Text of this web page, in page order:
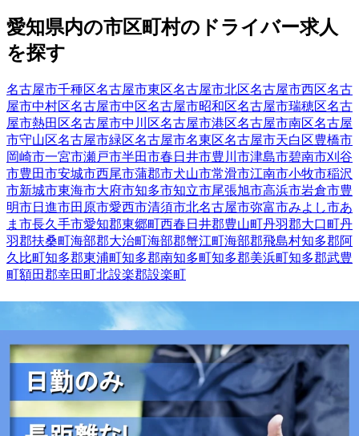
愛知県内の市区町村の ドライバー求人
を探す
名古屋市千種区名古屋市東区名古屋市北区名古屋市西区名古
屋市中村区名古屋市中区名古屋市昭和区名古屋市瑞穂区名古
屋市熱田区名古屋市中川区名古屋市港区名古屋市南区名古屋
市守山区名古屋市緑区名古屋市名東区名古屋市天白区豊橋市
岡崎市一宮市瀬戸市半田市春日井市豊川市津島市碧南市刈谷
市豊田市安城市西尾市蒲郡市犬山市常滑市江南市小牧市稲沢
市新城市東海市大府市知多市知立市尾張旭市高浜市岩倉市豊
明市日進市田原市愛西市清須市北名古屋市弥富市みよし市あ
ま市長久手市愛知郡東郷町西春日井郡豊山町丹羽郡大口町丹
羽郡扶桑町海部郡大治町海部郡蟹江町海部郡飛島村知多郡阿
久比町知多郡東浦町知多郡南知多町知多郡美浜町知多郡武豊
町額田郡幸田町北設楽郡設楽町
名古屋市天白区
正社員トラック中型トラック・中型免許長距離大型トラッ
ク・大型免許
【東海】他の都道府県から探す